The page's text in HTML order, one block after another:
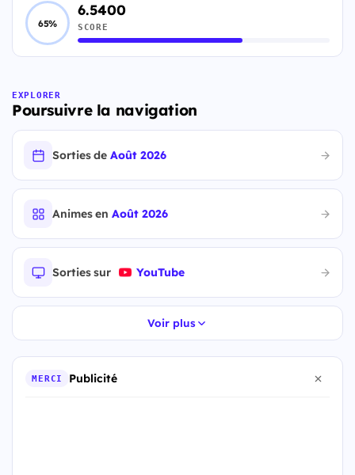
65%
6.5400
SCORE
EXPLORER
Poursuivre la navigation
Sorties deAoût 2026
Animes enAoût 2026
Sorties sur YouTube
Voir plus
MERCI Publicité